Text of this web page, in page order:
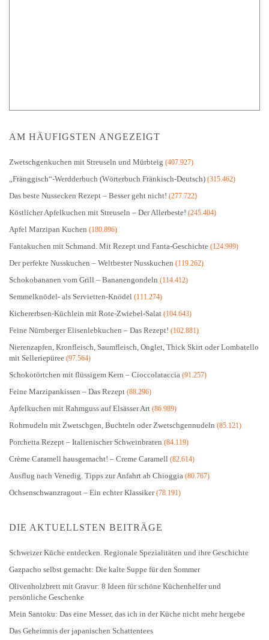
AM HÄUFIGSTEN ANGEZEIGT
Zwetschgenkuchen mit Streuseln und Mürbteig (407.927)
„Fränggisch“-Werdderbuch (Wörterbuch Fränkisch-Deutsch) (315.462)
Das beste Nussecken Rezept – Besser geht nicht! (277.722)
Köstlicher Apfelkuchen mit Streuseln – Der Allerbeste! (245.404)
Apfel Marzipan Kuchen (180.896)
Fantakuchen mit Schmand. Mit Rezept und Fanta-Geschichte (124.999)
Der perfekte Nusskuchen – Weltbester Nusskuchen (119.262)
Schokobananen vom Grill – Bananengondeln (114.412)
Semmelknödel- als Servietten-Knödel (111.274)
Kichererbsen-Küchlein mit Rote-Zwiebel-Salat (104.643)
Feine Nürnberger Elisenlebkuchen – Das Rezept! (102.881)
Nierenzapfen, Kronfleisch, Saumfleisch, Onglet, Thick Skirt oder Lombatello
mit Selleriepüree (97.564)
Schokotörtchen mit flüssigem Kern – Cioccolataccia (91.257)
Feine Marzipankissen – Das Rezept (88.296)
Apfelkuchen mit Rahmguss auf Elsässer Art (86.989)
Rohrnudeln mit Zwetschgen, Buchteln oder Zwetschgennudeln (85.121)
Porchetta Rezept – Italienischer Schweinbraten (84.119)
Crème Caramell hausgemacht! – Creme Caramell (82.614)
Ausflug nach Venedig. Tipps zur Anfahrt ab Chioggia (80.767)
Ochsenschwanzragout – Ein echter Klassiker(78.191)
DIE AKTUELLSTEN BEITRÄGE
Schweizer Küche entdecken. Regionale Spezialitäten und ihre Geschichte
Gazpacho selbst gemacht: Die kalte Suppe für den Sommer
Olivenholzbrett mit Gravur: 8 Ideen für schöne Küchenhelfer und
persönliche Geschenke
Mein Santoku: Das eine Messer, das ich in der Küche nicht mehr hergebe
Das Geheimnis der japanischen Schattentees